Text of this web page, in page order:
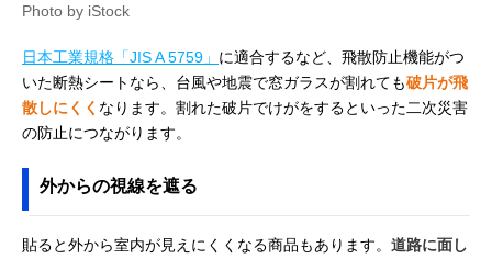
Photo by iStock
日本工業規格「JIS A 5759」 に適合するなど、飛散防止機能がつ
いた断熱シートなら、台風や地震で窓ガラスが割れても破片が飛
散しにくく なります。割れた破片でけがをするといった二次災害
の防止につながります。
外からの視線を遮る
貼ると外から室内が見えにくくなる商品もあります。 道路に面し